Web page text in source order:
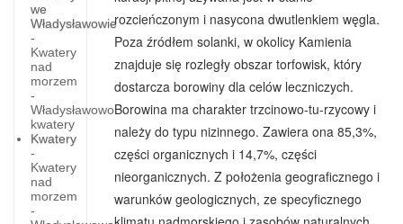
we
Władysławowie
-
Kwatery
nad
morzem
-
Władysławowo
kwatery
Kwatery
-
Kwatery
nad
morzem
-
rozcieńczonym i nasycona dwutlenkiem węgla.
Poza źródłem solanki, w okolicy Kamienia
znajduje się rozległy obszar torfowisk, który
dostarcza borowiny dla celów leczniczych.
Borowina ma charakter trzcinowo-tu-rzycowy i
należy do typu nizinnego. Zawiera ona 85,3%,
części organicznych i 14,7%, części
nieorganicznych. Z położenia geograficznego i
warunków geologicznych, ze specyficznego